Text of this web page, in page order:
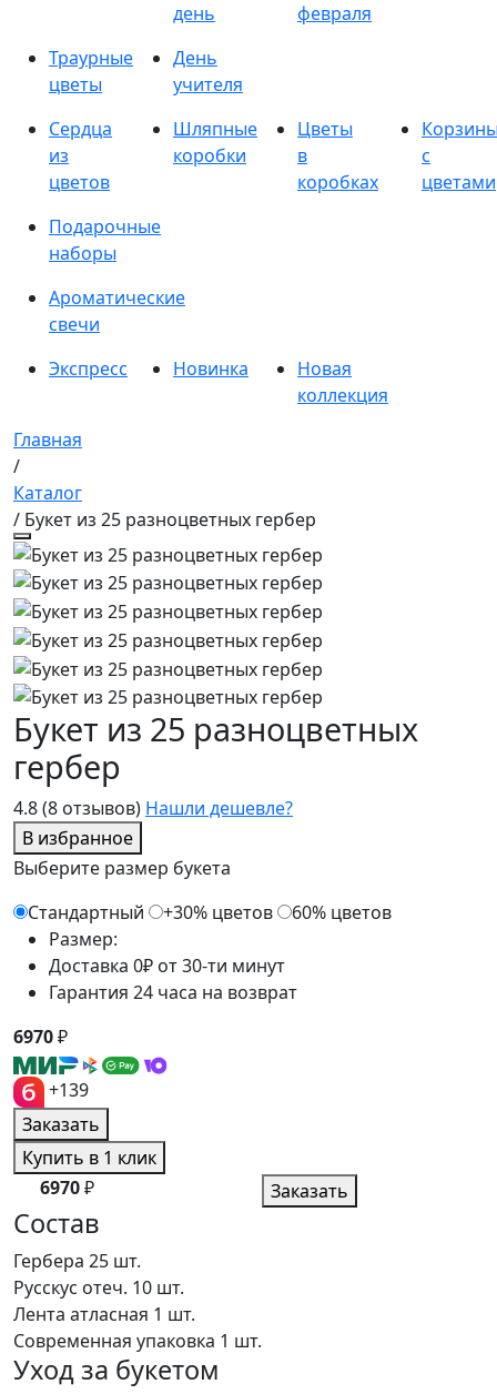
день
февраля
Траурные
цветы
День
учителя
Сердца
из
цветов
Шляпные
коробки
Цветы
в
коробках
с
цветами
Подарочные
наборы
Ароматические
свечи
Экспресс
Новинка
Новая
коллекция
Главная
/
Каталог
/ Букет из 25 разноцветных гербер
4.8(8 отзывов) Нашли дешевле?
В избранное
Букет из 25 разноцветных
гербер
Выберите размер букета
Стандартный
+30% цветов
60% цветов
Размер:
Доставка 0₽ от 30-ти минут
Гарантия 24 часа на возврат
6970₽
+139
Заказать
Купить в 1 клик
6970₽ Заказать
Состав
Гербера 25 шт.
Русскус отеч. 10 шт.
Лента атласная 1 шт.
Современная упаковка 1 шт.
Уход за букетом